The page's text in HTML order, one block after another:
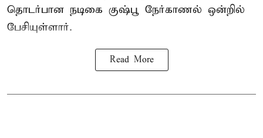
தொடர்பான நடிகை குஷ்பூ நேர்காணல் ஒன்றில்
பேசியுள்ளார்.
Read More